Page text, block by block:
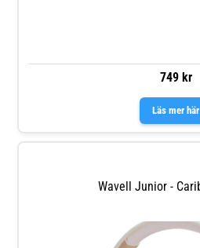
749 kr
Läs mer här
Wavell Junior -